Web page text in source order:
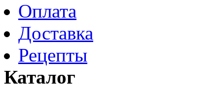
Оплата
Доставка
Рецепты
Каталог